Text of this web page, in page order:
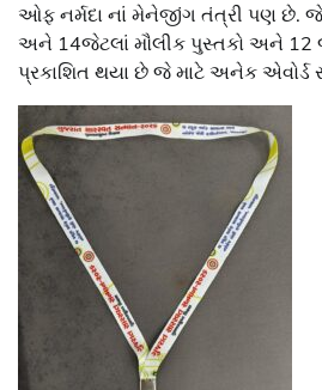
ઓફ નર્મદા નાં મેનેજીંગ તંત્રી પણ છે.
અને 14જેટલાં મૌલીક પુસ્તકો અને 12
પ્રકાશિત થયા છે જે માટે અનેક